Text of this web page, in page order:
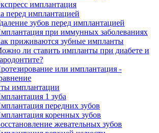
имплантация
перед имплантацией
зубов перед имплантацией
при иммунных заболеваниях
приживаются зубные импланты
ли ставить импланты при диабете и
или имплантация -
имплантации
1 зуба
передних зубов
коренных зубов
жевательных зубов